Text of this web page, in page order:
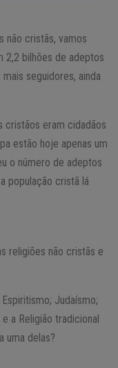
não cristãs, vamos
2,2 bilhões de adeptos
seguidores, ainda
cristãos eram cidadãos
estão hoje apenas um
o número de adeptos
população cristã lá
religiões não cristãs e
Judaísmo;
a Religião tradicional
uma delas?